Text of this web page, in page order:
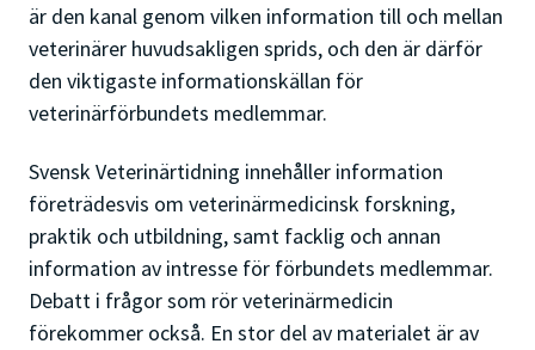
är den kanal genom vilken information till och mellan
veterinärer huvudsakligen sprids, och den är därför
den viktigaste informationskällan för
veterinärförbundets medlemmar.
Svensk Veterinärtidning innehåller information
företrädesvis om veterinärmedicinsk forskning,
praktik och utbildning, samt facklig och annan
information av intresse för förbundets medlemmar.
Debatt i frågor som rör veterinärmedicin
förekommer också. En stor del av materialet är av